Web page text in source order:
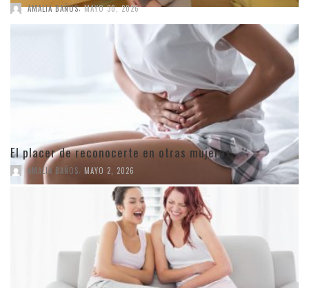
AMALIA BAÑOS, MAYO 30, 2026
El placer de reconocerte en otras mujeres
AMALIA BAÑOS MAYO 2, 2026